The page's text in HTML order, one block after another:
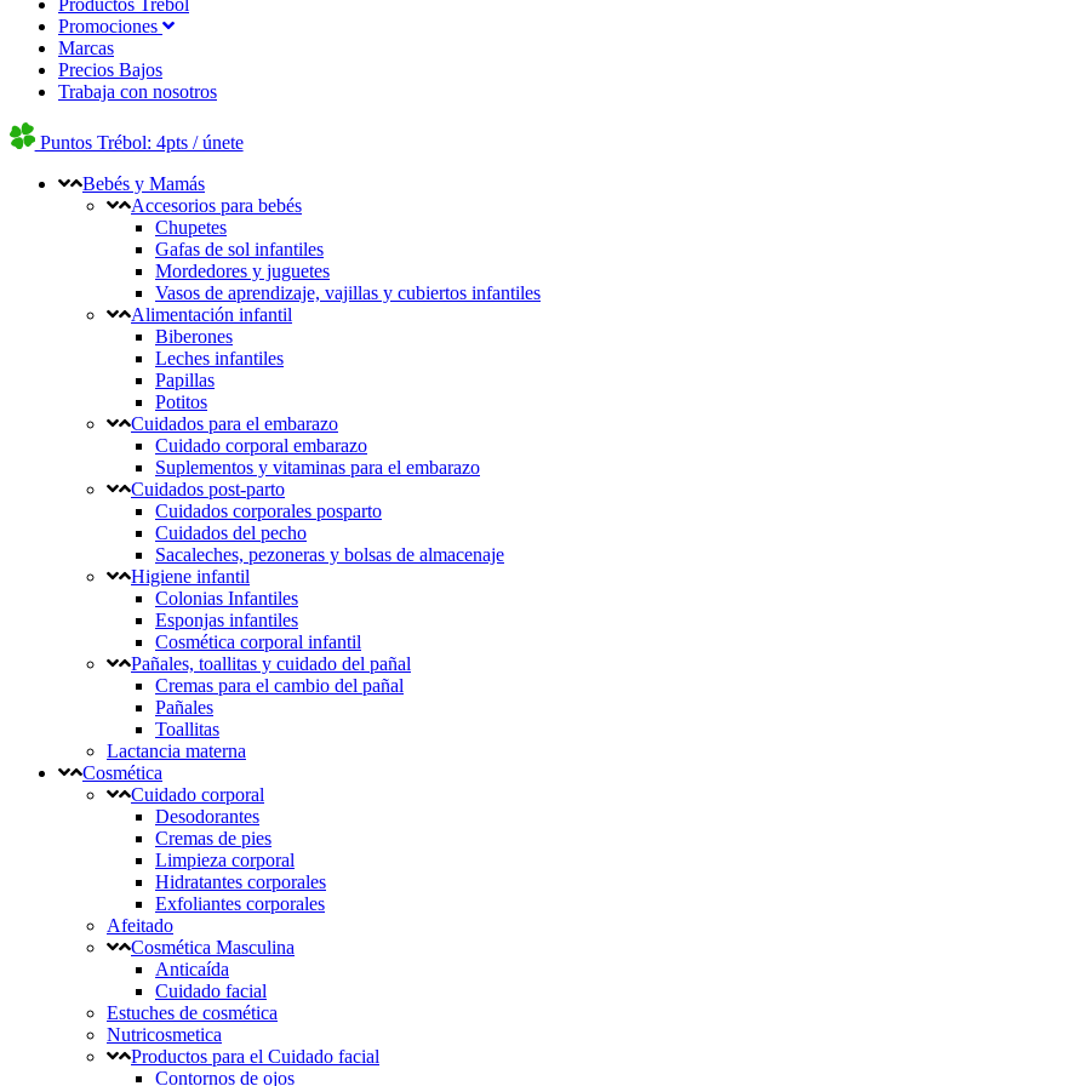
Productos Trébol
Promociones
Marcas
Precios Bajos
Trabaja con nosotros
Puntos Trébol: 4pts / únete
Bebés y Mamás
Accesorios para bebés
Chupetes
Gafas de sol infantiles
Mordedores y juguetes
Vasos de aprendizaje, vajillas y cubiertos infantiles
Alimentación infantil
Biberones
Leches infantiles
Papillas
Potitos
Cuidados para el embarazo
Cuidado corporal embarazo
Suplementos y vitaminas para el embarazo
Cuidados post-parto
Cuidados corporales posparto
Cuidados del pecho
Sacaleches, pezoneras y bolsas de almacenaje
Higiene infantil
Colonias Infantiles
Esponjas infantiles
Cosmética corporal infantil
Pañales, toallitas y cuidado del pañal
Cremas para el cambio del pañal
Pañales
Toallitas
Lactancia materna
Cosmética
Cuidado corporal
Desodorantes
Cremas de pies
Limpieza corporal
Hidratantes corporales
Exfoliantes corporales
Afeitado
Cosmética Masculina
Anticaída
Cuidado facial
Estuches de cosmética
Nutricosmetica
Productos para el Cuidado facial
Contornos de ojos